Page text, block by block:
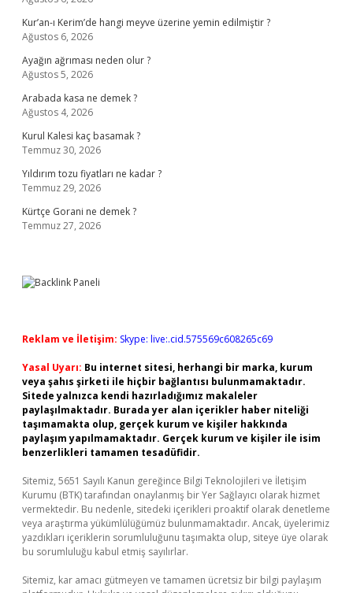
Kur’an-ı Kerim’de hangi meyve üzerine yemin edilmiştir ?
Ağustos 6, 2026
Ayağın ağrıması neden olur ?
Ağustos 5, 2026
Arabada kasa ne demek ?
Ağustos 4, 2026
Kurul Kalesi kaç basamak ?
Temmuz 30, 2026
Yıldırım tozu fiyatları ne kadar ?
Temmuz 29, 2026
Kürtçe Gorani ne demek ?
Temmuz 27, 2026
Reklam ve İletişim: Skype: live:.cid.575569c608265c69
Yasal Uyarı: Bu internet sitesi, herhangi bir marka, kurum
veya şahıs şirketi ile hiçbir bağlantısı bulunmamaktadır.
Sitede yalnızca kendi hazırladığımız makaleler
paylaşılmaktadır. Burada yer alan içerikler haber niteliği
taşımamakta olup, gerçek kurum ve kişiler hakkında
paylaşım yapılmamaktadır. Gerçek kurum ve kişiler ile isim
benzerlikleri tamamen tesadüfidir.
Sitemiz, 5651 Sayılı Kanun gereğince Bilgi Teknolojileri ve İletişim
Kurumu (BTK) tarafından onaylanmış bir Yer Sağlayıcı olarak hizmet
vermektedir. Bu nedenle, sitedeki içerikleri proaktif olarak denetleme
veya araştırma yükümlülüğümüz bulunmamaktadır. Ancak, üyelerimiz
yazdıkları içeriklerin sorumluluğunu taşımakta olup, siteye üye olarak
bu sorumluluğu kabul etmiş sayılırlar.
Sitemiz, kar amacı gütmeyen ve tamamen ücretsiz bir bilgi paylaşım